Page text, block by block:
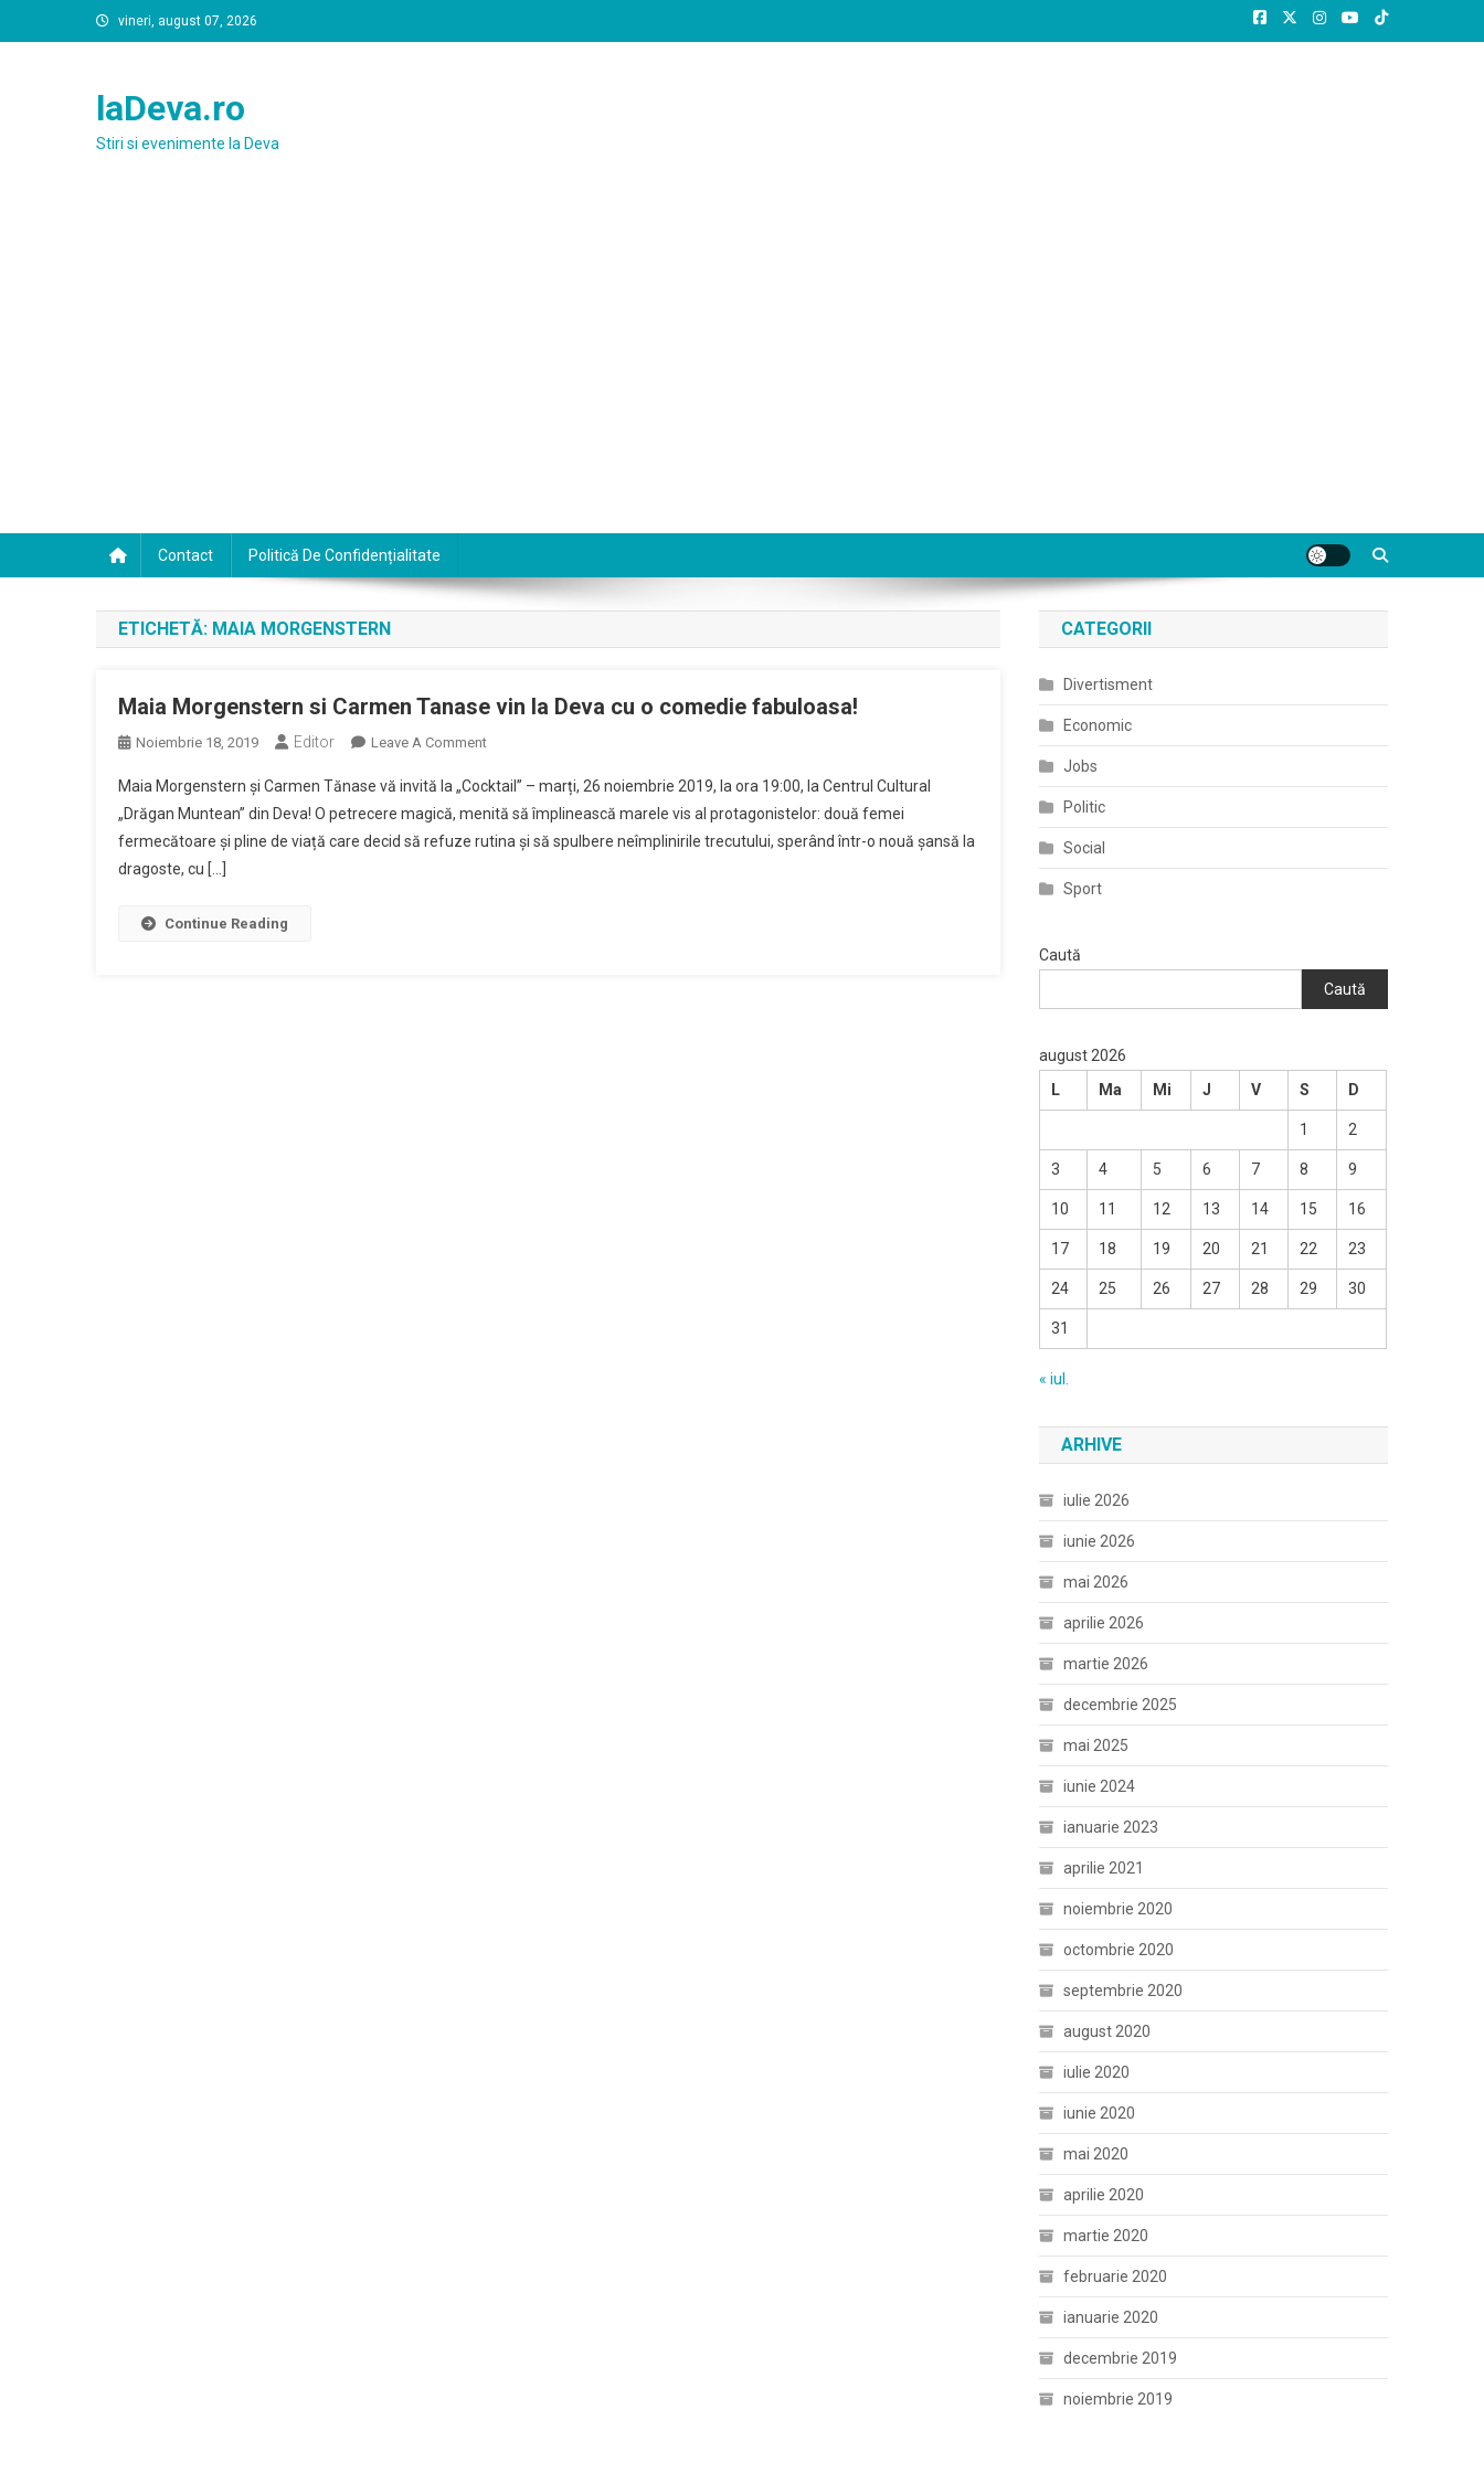
to
vineri, august 07, 2026
laDeva.ro
Stiri si evenimente la Deva
Contact Politică De Confidențialitate
ETICHETĂ: MAIA MORGENSTERN
Maia Morgenstern si Carmen Tanase vin la Deva cu o comedie fabuloasa!
Noiembrie 18, 2019 Editor Leave A CommentOn
Morgenstern
Si
Carmen
Maia Morgenstern și Carmen Tănase vă invită la „Cocktail” – marți, 26 noiembrie 2019, la ora 19:00, la Centrul Cultural
„Drăgan Muntean” din Deva! O petrecere magică, menită să împlinească marele vis al protagonistelor: două femei
fermecătoare și pline de viață care decid să refuze rutina și să spulbere neîmplinirile trecutului, sperând într-o nouă șansă la
dragoste, cu […]
Continue Reading
CATEGORII
Divertisment
Economic
Jobs
Politic
Social
Sport
Caută
Caută
august 2026
L
Ma Mi J V S D
1 2
3 4 5 6 7 8 9
10 11 12 13 14 15 16
17 18 19 20 21 22 23
24 25 26 27 28 29 30
31
« iul.
ARHIVE
iulie 2026
iunie 2026
mai 2026
aprilie 2026
martie 2026
decembrie 2025
mai 2025
iunie 2024
ianuarie 2023
aprilie 2021
noiembrie 2020
octombrie 2020
septembrie 2020
august 2020
iulie 2020
iunie 2020
mai 2020
aprilie 2020
martie 2020
februarie 2020
ianuarie 2020
decembrie 2019
noiembrie 2019